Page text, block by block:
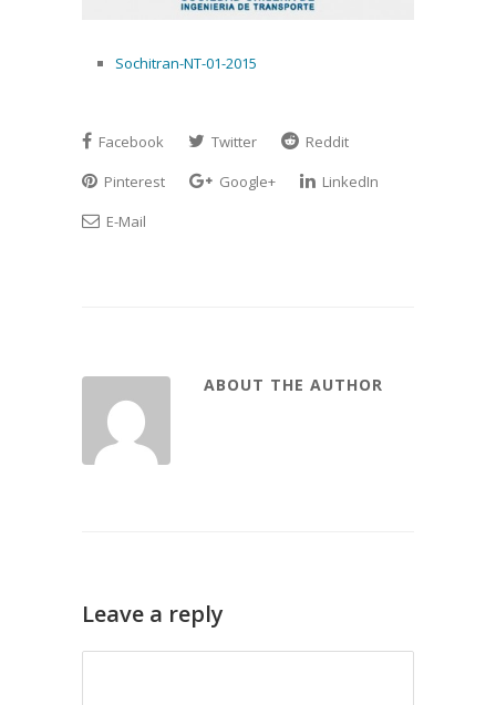
Sochitran-NT-01-2015
Facebook Twitter
Reddit
Pinterest
Google+
LinkedIn
E-Mail
ABOUT THE AUTHOR
Leave a reply